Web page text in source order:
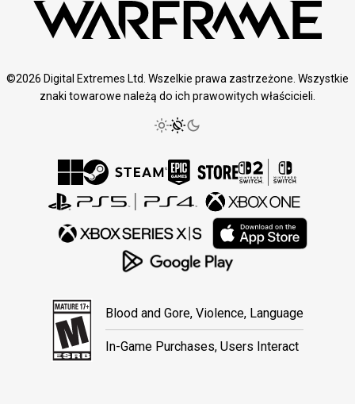
©2026 Digital Extremes Ltd. Wszelkie prawa zastrzeżone. Wszystkie
znaki towarowe należą do ich prawowitych właścicieli.
Blood and Gore, Violence, Language
In-Game Purchases, Users Interact